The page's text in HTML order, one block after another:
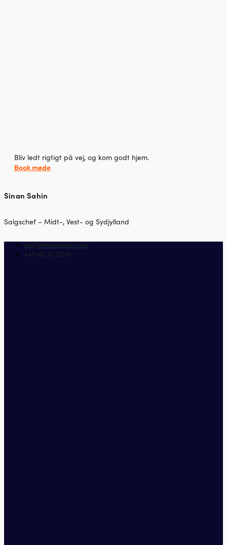
Bliv ledt rigtigt på vej, og kom godt hjem.
Book møde
Sinan Sahin
Salgschef – Midt-, Vest- og Sydjylland
sin@klimahuse.com
+45 42 12 33 10